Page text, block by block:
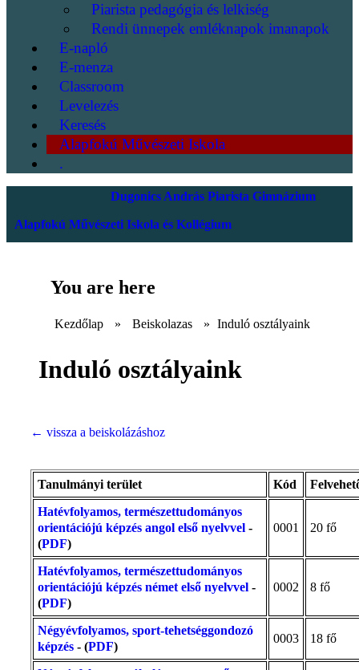
Piarista pedagógia és lelkiség
Rendi ünnepek emléknapok imanapok
E-napló
E-menza
Classroom
Levelezés
Keresés
Alapfokú Művészeti Iskola
.
Dugonics András Piarista Gimnázium
Alapfokú Művészeti Iskola és Kollégium
You are here
Kezdőlap » Beiskolazas » Induló osztályaink
Induló osztályaink
← vissza a beiskolázáshoz
Tanulmányi terület Kód
Hatévfolyamos, természettudományos
orientációjú képzés angol első nyelvvel -
(PDF)
0001 20 fő
Hatévfolyamos, természettudományos
orientációjú képzés német első nyelvvel -
(PDF)
0002 8 fő
Négyévfolyamos, sport-tehetséggondozó
képzés - (PDF)
0003 18 fő